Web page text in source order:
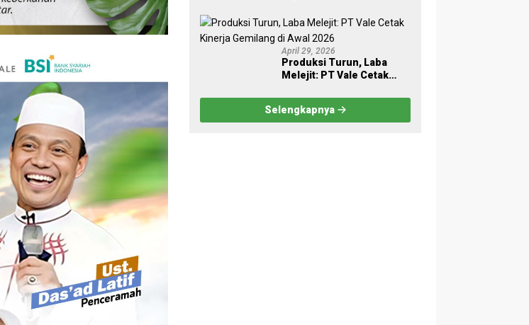
dan Proyek Strategis
Nasional
April 29, 2026
Produksi Turun, Laba
Melejit: PT Vale Cetak
2026
Selengkapnya